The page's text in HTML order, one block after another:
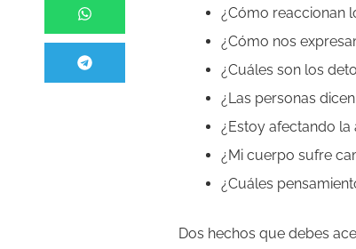
¿Cómo reaccionan
¿Cómo nos
¿Cuáles son los
¿Las personas
¿Estoy afectando
¿Mi cuerpo sufre
¿Cuáles
Dos hechos que debes